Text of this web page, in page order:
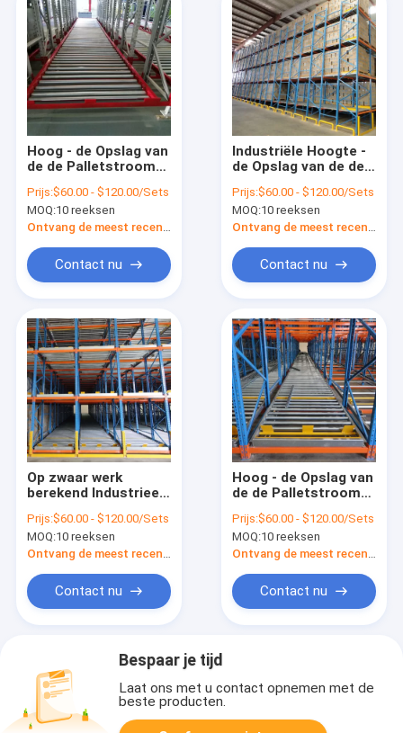
Hoog - de Opslag van
de de Palletstroom
dichtheidspakhuis
het Rekken Systeem
Prijs:$60.00 - $120.00/Sets
MOQ:10 reeksen
Contact nu
Industriële Hoogte -
de Opslag van de de
dichtheidspakhuis
het Rekken Systeem
Prijs:$60.00 - $120.00/Sets
MOQ:10 reeksen
Contact nu
Op zwaar werk
berekend Industrieel
de Pakhuispallet het
Rekken Systeem
Prijs:$60.00 - $120.00/Sets
MOQ:10 reeksen
Ontvang de meest recente Prijs
Contact nu
Hoog - de Opslag van
de de Palletstroom
dichtheidspakhuis
het Rekken Systeem
met Hoog rendement
Prijs:$60.00 - $120.00/Sets
MOQ:10 reeksen
Ontvang de meest recente Prijs
Contact nu
Bespaar je tijd
Laat ons met u contact opnemen met de
beste producten.